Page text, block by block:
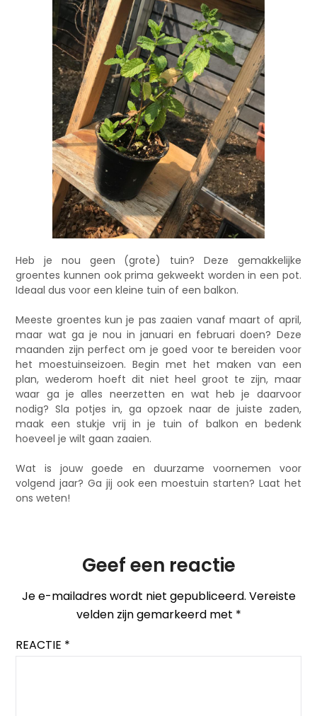
Heb je nou geen (grote) tuin? Deze gemakkelijke
groentes kunnen ook prima gekweekt worden in een pot.
Ideaal dus voor een kleine tuin of een balkon.
Meeste groentes kun je pas zaaien vanaf maart of april,
maar wat ga je nou in januari en februari doen? Deze
maanden zijn perfect om je goed voor te bereiden voor
het moestuinseizoen. Begin met het maken van een
plan, wederom hoeft dit niet heel groot te zijn, maar
waar ga je alles neerzetten en wat heb je daarvoor
nodig? Sla potjes in, ga opzoek naar de juiste zaden,
maak een stukje vrij in je tuin of balkon en bedenk
hoeveel je wilt gaan zaaien.
Wat is jouw goede en duurzame voornemen voor
volgend jaar? Ga jij ook een moestuin starten? Laat het
ons weten!
Geef een reactie
Je e-mailadres wordt niet gepubliceerd. Vereiste
velden zijn gemarkeerd met *
REACTIE *